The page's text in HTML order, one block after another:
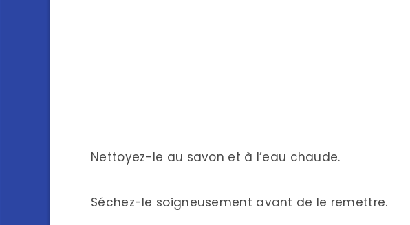
Nettoyez-le au savon et à l’eau chaude.
Séchez-le soigneusement avant de le remettre.